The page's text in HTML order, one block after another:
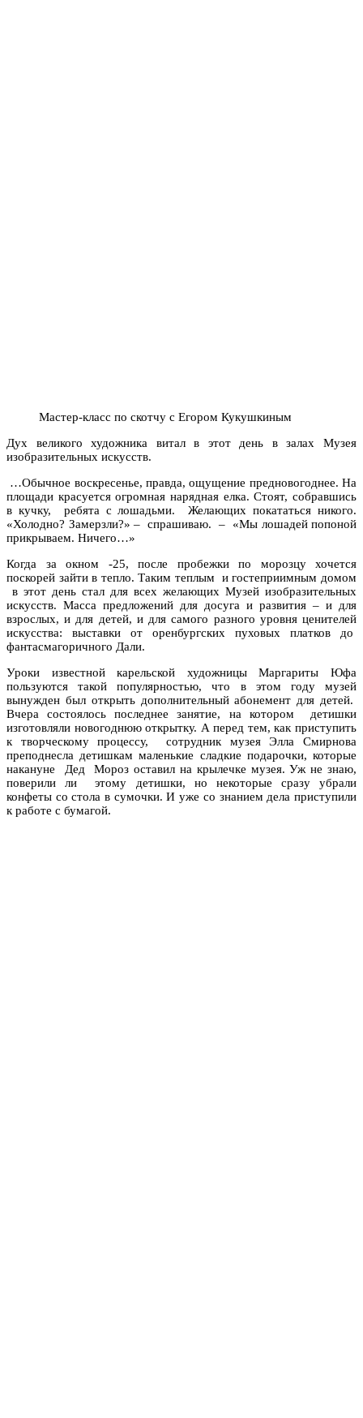
Мастер-класс по скотчу с Егором Кукушкиным
Дух великого художника витал в этот день в залах Музея
изобразительных искусств.
…Обычное воскресенье, правда, ощущение предновогоднее. На
площади красуется огромная нарядная елка. Стоят, собравшись
в кучку, ребята с лошадьми. Желающих покататься никого.
«Холодно? Замерзли?» – спрашиваю. – «Мы лошадей попоной
прикрываем. Ничего…»
Когда за окном -25, после пробежки по морозцу хочется
поскорей зайти в тепло. Таким теплым и гостеприимным домом
в этот день стал для всех желающих Музей изобразительных
искусств. Масса предложений для досуга и развития – и для
взрослых, и для детей, и для самого разного уровня ценителей
искусства: выставки от оренбургских пуховых платков до
фантасмагоричного Дали.
Уроки известной карельской художницы Маргариты Юфа
пользуются такой популярностью, что в этом году музей
вынужден был открыть дополнительный абонемент для детей.
Вчера состоялось последнее занятие, на котором детишки
изготовляли новогоднюю открытку. А перед тем, как приступить
к творческому процессу, сотрудник музея Элла Смирнова
преподнесла детишкам маленькие сладкие подарочки, которые
накануне Дед Мороз оставил на крылечке музея. Уж не знаю,
поверили ли этому детишки, но некоторые сразу убрали
конфеты со стола в сумочки. И уже со знанием дела приступили
к работе с бумагой.